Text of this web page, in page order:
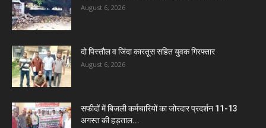
August 6, 2026
दो पिस्तौल व जिंदा कारतूस सहित युवक गिरफ्तार
August 6, 2026
सफीदों में बिजली कर्मचारियों का जोरदार प्रदर्शन 11-13
अगस्त की हड़ताल...